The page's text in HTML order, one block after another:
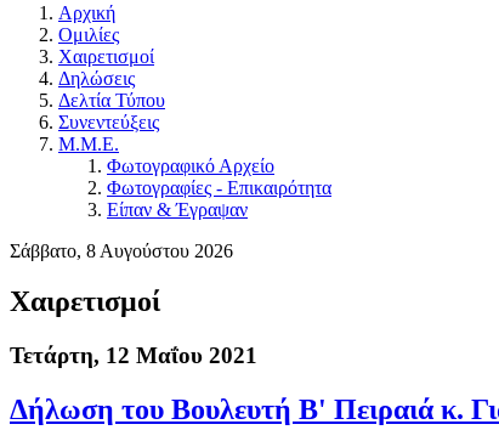
Αρχική
Ομιλίες
Χαιρετισμοί
Δηλώσεις
Δελτία Τύπου
Συνεντεύξεις
Μ.Μ.Ε.
Φωτογραφικό Αρχείο
Φωτογραφίες - Επικαιρότητα
Είπαν & Έγραψαν
Σάββατο, 8 Αυγούστου 2026
Χαιρετισμοί
Τετάρτη, 12 Μαΐου 2021
Δήλωση του Βουλευτή Β' Πειραιά κ.